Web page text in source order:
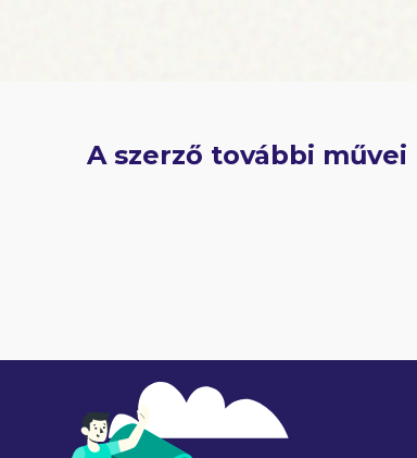
A szerző további művei